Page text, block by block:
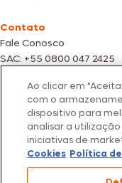
Contato
Fale Conosco
SAC: +55 0800 047 2425
Fotos meramente
estoques dos nossos
de dados.
Os preços, promoções e
exclusivamente para
Todos os produtos estão
Ao clicar em
com o
dispositivo para
analisar a
iniciativas de
Cookies Política